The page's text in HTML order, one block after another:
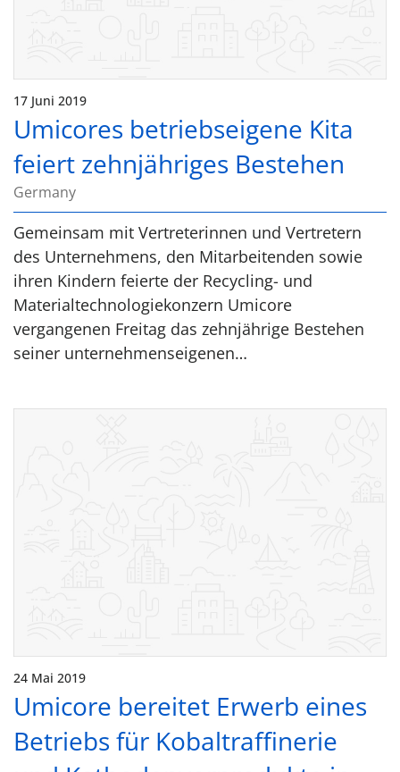
17 Juni 2019
Umicores betriebseigene Kita
feiert zehnjähriges Bestehen
Germany
Gemeinsam mit Vertreterinnen und Vertretern
des Unternehmens, den Mitarbeitenden sowie
ihren Kindern feierte der Recycling- und
Materialtechnologiekonzern Umicore
vergangenen Freitag das zehnjährige Bestehen
seiner unternehmenseigenen…
24 Mai 2019
Umicore bereitet Erwerb eines
Betriebs für Kobaltraffinerie